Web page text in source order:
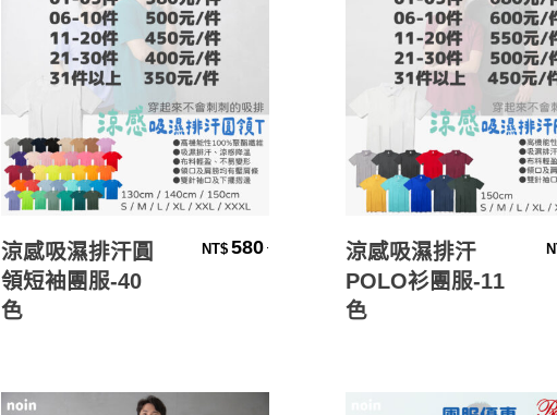
選擇規格
涼感吸濕排汗圓
領短袖團服-40
色
NT$ 580
涼感吸濕排汗
POLO衫團服-11
色